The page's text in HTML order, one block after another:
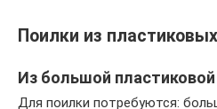
Поилки из
Из большой
Для поилки потребуются: